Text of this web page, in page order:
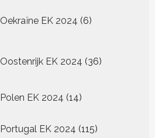
Oekraïne EK 2024 6
producten
Oostenrijk EK 2024 36
producten
Polen EK 2024 1414
Portugal EK 2024 115115